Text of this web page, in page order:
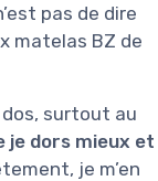
pas de dire
matelas BZ de
surtout au
je dors mieux et
je m’en